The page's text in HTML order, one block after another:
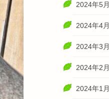
2024年5月
2024年4月
2024年3月
2024年2月
2024年1月